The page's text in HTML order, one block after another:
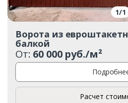
1/1
Ворота из
балкой
От: 60 000 руб./м²
Расчет